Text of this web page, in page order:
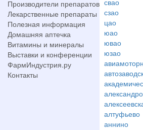
Производители препаратов
Лекарственные препараты
Полезная информация
Домашняя аптечка
Витамины и минералы
Выставки и конференции
ФармИндустрия.ру
Контакты
свао
сзао
цао
юао
ювао
юзао
алтуфьево
аннино